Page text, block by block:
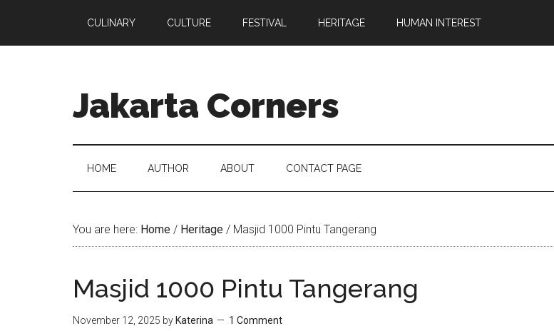
CULINARY CULTURE FESTIVAL HERITAGE HUMAN INTEREST
Jakarta Corners
HOME AUTHOR ABOUT CONTACT PAGE
You are here: Home / Heritage / Masjid 1000 Pintu Tangerang
Masjid 1000 Pintu Tangerang
November 12, 2025 by Katerina 1 Comment